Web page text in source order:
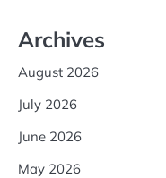
Archives
August 2026
July 2026
June 2026
May 2026